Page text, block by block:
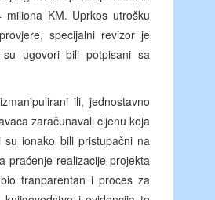
KM. Uprkos utrošku
specijalni revizor je
ugovori bili potpisani sa
ili, jednostavno
zaračunavali cijenu koja
ionako bili pristupačni na
praćenje realizacije projekta
tranparentan i proces za